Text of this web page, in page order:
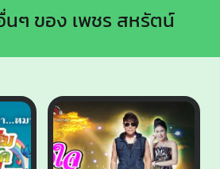
นๆ ของ เพชร สหรัตน์